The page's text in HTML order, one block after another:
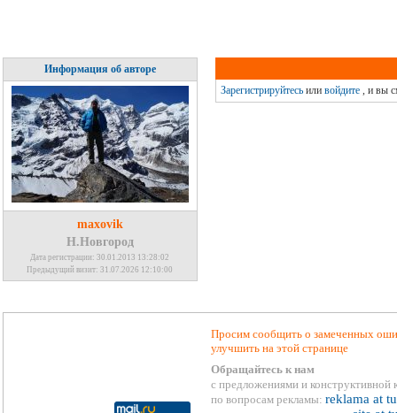
Информация об авторе
maxovik
Н.Новгород
Дата регистрации: 30.01.2013 13:28:02
Предыдущий визит: 31.07.2026 12:10:00
Зарегистрируйтесьили войдите, и вы
Просим сообщить о замеченных
улучшить на этой странице
Обращайтесь к нам
с предложениями и конструктивной
по вопросам рекламы: reklama at